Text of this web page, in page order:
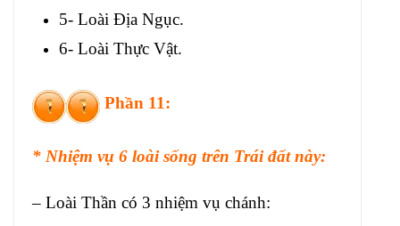
5- Loài Địa Ngục.
6- Loài Thực Vật.
Phần 11:
* Nhiệm vụ 6 loài sống trên Trái đất này:
– Loài Thần có 3 nhiệm vụ chánh: